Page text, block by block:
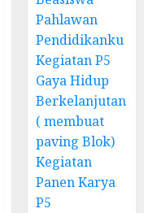
Pahlawan
Pendidikanku
Kegiatan P5
Gaya Hidup
Berkelanjutan
( membuat
paving Blok)
Kegiatan
Panen Karya
P5